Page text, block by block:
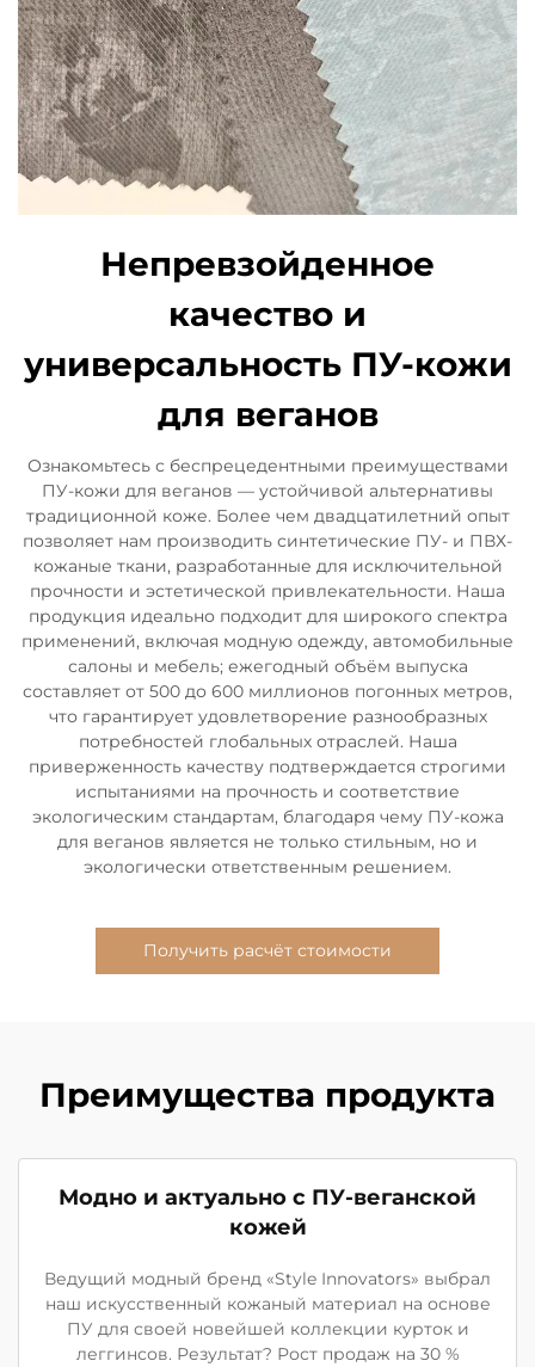
Непревзойденное
качество и
универсальность ПУ-кожи
для веганов
Ознакомьтесь с беспрецедентными преимуществами
ПУ-кожи для веганов — устойчивой альтернативы
традиционной коже. Более чем двадцатилетний опыт
позволяет нам производить синтетические ПУ- и ПВХ-
кожаные ткани, разработанные для исключительной
прочности и эстетической привлекательности. Наша
продукция идеально подходит для широкого спектра
применений, включая модную одежду, автомобильные
салоны и мебель; ежегодный объём выпуска
составляет от 500 до 600 миллионов погонных метров,
что гарантирует удовлетворение разнообразных
потребностей глобальных отраслей. Наша
приверженность качеству подтверждается строгими
испытаниями на прочность и соответствие
экологическим стандартам, благодаря чему ПУ-кожа
для веганов является не только стильным, но и
экологически ответственным решением.
Получить расчёт стоимости
Преимущества продукта
Модно и актуально с ПУ-веганской
кожей
Ведущий модный бренд «Style Innovators» выбрал
наш искусственный кожаный материал на основе
ПУ для своей новейшей коллекции курток и
леггинсов. Результат? Рост продаж на 30 %